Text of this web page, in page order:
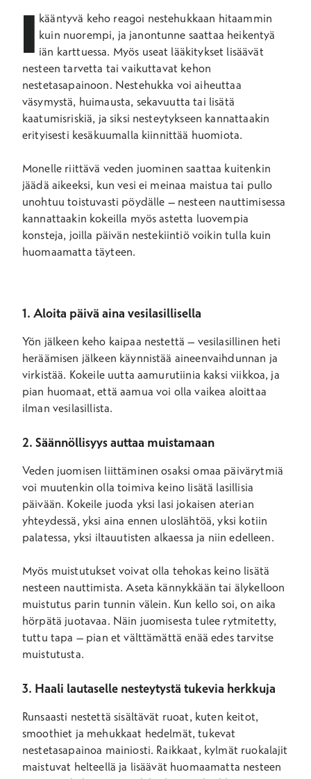
I kääntyvä keho reagoi nestehukkaan hitaammin
kuin nuorempi, ja janontunne saattaa heikentyä
iän karttuessa. Myös useat lääkitykset lisäävät
nesteen tarvetta tai vaikuttavat kehon
nestetasapainoon. Nestehukka voi aiheuttaa
väsymystä, huimausta, sekavuutta tai lisätä
kaatumisriskiä, ja siksi nesteytykseen kannattaakin
erityisesti kesäkuumalla kiinnittää huomiota.
Monelle riittävä veden juominen saattaa kuitenkin
jäädä aikeeksi, kun vesi ei meinaa maistua tai pullo
unohtuu toistuvasti pöydälle – nesteen nauttimisessa
kannattaakin kokeilla myös astetta luovempia
konsteja, joilla päivän nestekiintiö voikin tulla kuin
huomaamatta täyteen.
1. Aloita päivä aina vesilasillisella
Yön jälkeen keho kaipaa nestettä – vesilasillinen heti
heräämisen jälkeen käynnistää aineenvaihdunnan ja
virkistää. Kokeile uutta aamurutiinia kaksi viikkoa, ja
pian huomaat, että aamua voi olla vaikea aloittaa
ilman vesilasillista.
2. Säännöllisyys auttaa muistamaan
Veden juomisen liittäminen osaksi omaa päivärytmiä
voi muutenkin olla toimiva keino lisätä lasillisia
päivään. Kokeile juoda yksi lasi jokaisen aterian
yhteydessä, yksi aina ennen uloslähtöä, yksi kotiin
palatessa, yksi iltauutisten alkaessa ja niin edelleen.
Myös muistutukset voivat olla tehokas keino lisätä
nesteen nauttimista. Aseta kännykkään tai älykelloon
muistutus parin tunnin välein. Kun kello soi, on aika
hörpätä juotavaa. Näin juomisesta tulee rytmitetty,
tuttu tapa – pian et välttämättä enää edes tarvitse
muistutusta.
3. Haali lautaselle nesteytystä tukevia herkkuja
Runsaasti nestettä sisältävät ruoat, kuten keitot,
smoothiet ja mehukkaat hedelmät, tukevat
nestetasapainoa mainiosti. Raikkaat, kylmät ruokalajit
maistuvat helteellä ja lisäävät huomaamatta nesteen